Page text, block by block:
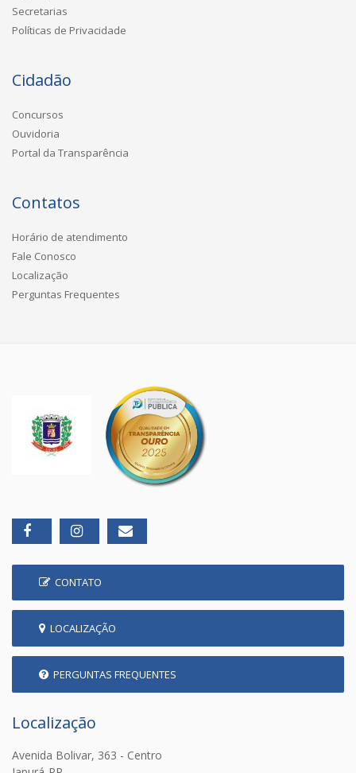
Secretarias
Políticas de Privacidade
Cidadão
Concursos
Ouvidoria
Portal da Transparência
Contatos
Horário de atendimento
Fale Conosco
Localização
Perguntas Frequentes
CONTATO
LOCALIZAÇÃO
PERGUNTAS FREQUENTES
Localização
Avenida Bolivar, 363 - Centro